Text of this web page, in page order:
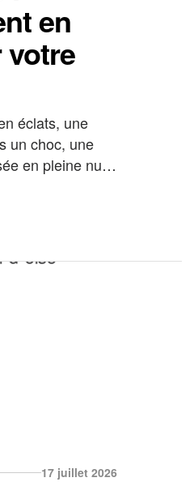
en
votre
éclats, une
un choc, une
en pleine nuit :
compte pour
la […]
17 juillet 2026